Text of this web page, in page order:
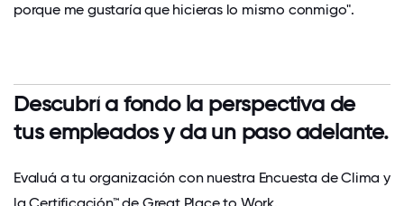
porque me gustaría que hicieras lo mismo conmigo".
Descubrí a fondo la perspectiva de
tus empleados y da un paso adelante.
Evaluá a tu organización con nuestra Encuesta de Clima y